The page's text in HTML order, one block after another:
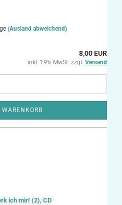
(Ausland abweichend)
8,00 EUR
inkl. 19% MwSt. zzgl. Versand
WARENKORB